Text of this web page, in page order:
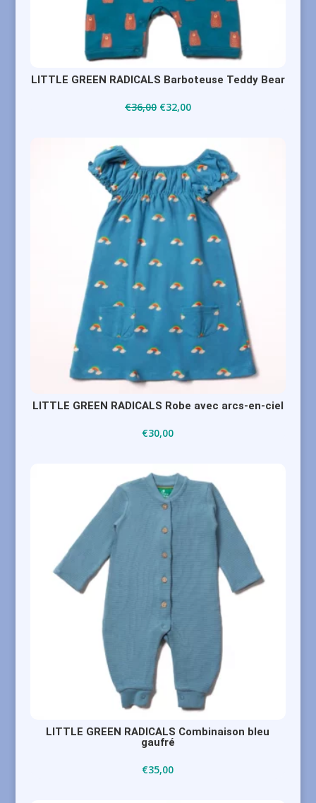
LITTLE GREEN RADICALS Barboteuse Teddy Bear
€36,00 Le
était :
€36,00.
€32,00Le
est :
€32,00.
LITTLE GREEN RADICALS Robe avec arcs-en-ciel
€30,00
LITTLE GREEN RADICALS Combinaison bleu
gaufré
€35,00